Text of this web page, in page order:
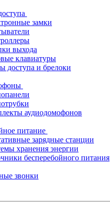
замки
выхода
клавиатуры
доступа и брелоки
аудиодомофонов
питание
зарядные станции
хранения энергии
бесперебойного питания
звонки